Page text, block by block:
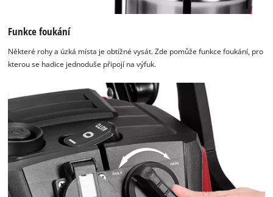
Funkce foukání
Některé rohy a úzká místa je obtížné vysát. Zde pomůže funkce foukání, pro
kterou se hadice jednoduše připojí na výfuk.